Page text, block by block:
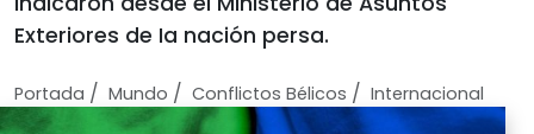
Exteriores de Ia nación persa.
Portada / Mundo / Conflictos Bélicos / Internacional